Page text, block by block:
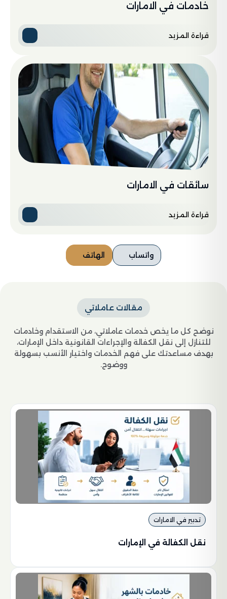
خادمات في الامارات
قراءة المزيد
سائقات في الامارات
قراءة المزيد
واتساب الهاتف
مقالات عاملاتي
نوضح كل ما يخص خدمات عاملاتي، من الاستقدام وخادمات
للتنازل إلى نقل الكفالة والإجراءات القانونية داخل الإمارات،
بهدف مساعدتك على فهم الخدمات واختيار الأنسب بسهولة
ووضوح.
تدبير في الامارات
نقل الكفالة في الإمارات